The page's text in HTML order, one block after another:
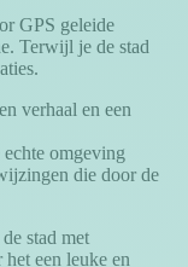
GPS geleide
Terwijl je de stad
verhaal en een
omgeving
die door de
stad met
een leuke en